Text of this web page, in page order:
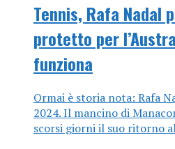
Tennis, Rafa Nadal
protetto per
funziona
Ormai è storia nota: Rafa
2024. Il mancino di
scorsi giorni il suo ritorno